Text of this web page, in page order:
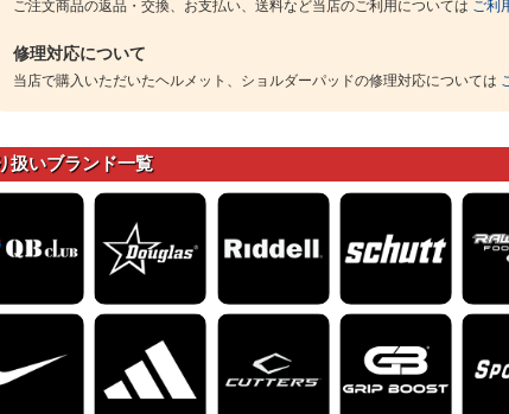
ご注文商品の返品・交換、お支払い、送料など当店のご利用については ご利
修理対応について
当店で購入いただいたヘルメット、ショルダーパッドの修理対応については
扱いブランド一覧